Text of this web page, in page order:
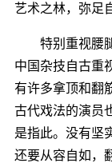
艺术之林，弥足
特别重视腰腿
中国杂技自古重
有许多拿顶和翻
古代戏法的演员
是指此。没有坚
还要从容自如，